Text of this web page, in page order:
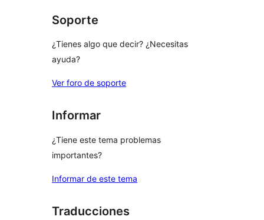
Soporte
¿Tienes algo que decir? ¿Necesitas
ayuda?
Ver foro de soporte
Informar
¿Tiene este tema problemas
importantes?
Informar de este tema
Traducciones